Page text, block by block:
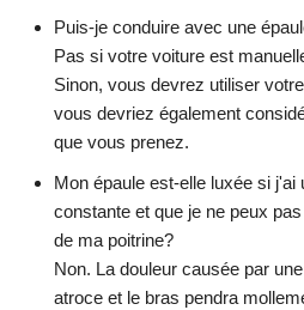
Puis-je conduire avec une
Pas si votre voiture est
Sinon, vous devrez utiliser
vous devriez également
que vous prenez.
Mon épaule est-elle luxée si j'ai
constante et que je ne peux
de ma poitrine?
Non. La douleur causée par
atroce et le bras pendra